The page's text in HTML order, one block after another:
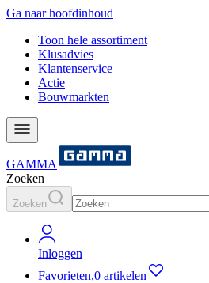
Ga naar hoofdinhoud
Toon hele assortiment
Klusadvies
Klantenservice
Actie
Bouwmarkten
GAMMA
Zoeken
Zoeken
Inloggen
Favorieten,0 artikelen